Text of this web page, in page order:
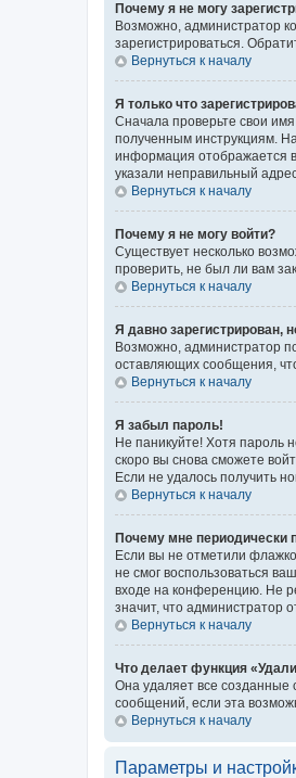
Почему я не могу
Возможно, администратор
зарегистрироваться.
Вернуться к началу
Я только что
Сначала проверьте свои
полученным инструкциям.
информация отображается
указали неправильный
Вернуться к началу
Почему я не могу войти?
Существует несколько
проверить, не был ли вам
Вернуться к началу
Я давно зарегистрирован,
Возможно, администратор
оставляющих сообщения,
Вернуться к началу
Я забыл пароль!
Не паникуйте! Хотя пароль
скоро вы снова сможете
Если не удалось получить
Вернуться к началу
Почему мне периодически
Если вы не отметили
не смог воспользоваться
входе на конференцию. Не
значит, что администратор
Вернуться к началу
Что делает функция
Она удаляет все созданные
сообщений, если эта
Вернуться к началу
Параметры и